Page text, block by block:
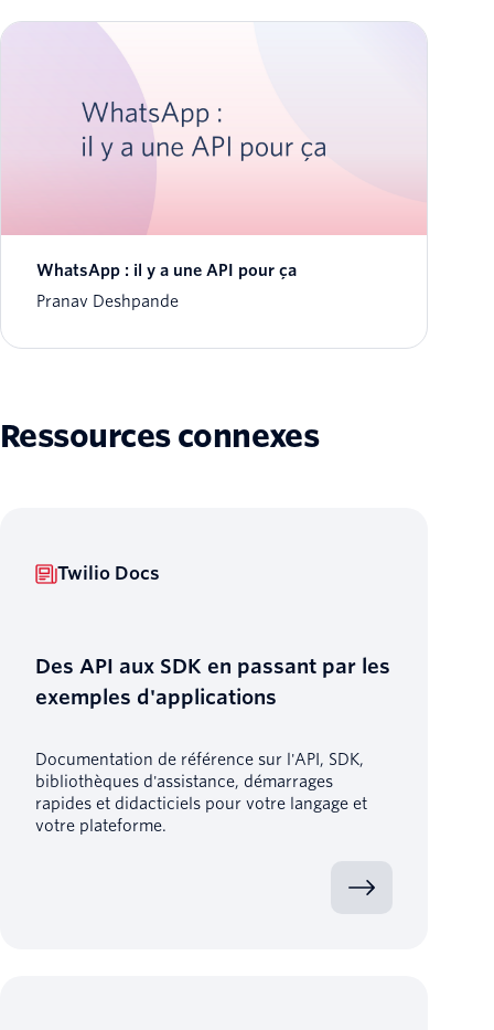
WhatsApp : il y a une API pour ça
Pranav Deshpande
Ressources connexes
Twilio Docs
Des API aux SDK en passant par les
exemples d'applications
Documentation de référence sur l'API, SDK,
bibliothèques d'assistance, démarrages
rapides et didacticiels pour votre langage et
votre plateforme.